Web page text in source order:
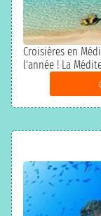
Croisières en
l'année ! La